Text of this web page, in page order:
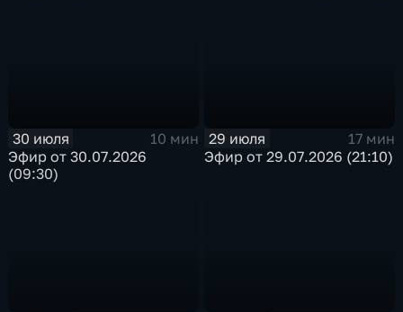
30 июля
10 мин
Эфир от 30.07.2026
(09:30)
29 июля
17 мин
Эфир от 29.07.2026 (21:10)